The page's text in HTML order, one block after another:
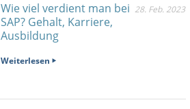
Wie viel verdient man bei
SAP? Gehalt, Karriere,
Ausbildung
28. Feb. 2023
Weiterlesen